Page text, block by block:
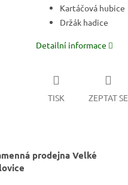
Kartáčová hubice
Držák hadice
Detailní informace
TISK ZEPTAT SE
prodejna Velké